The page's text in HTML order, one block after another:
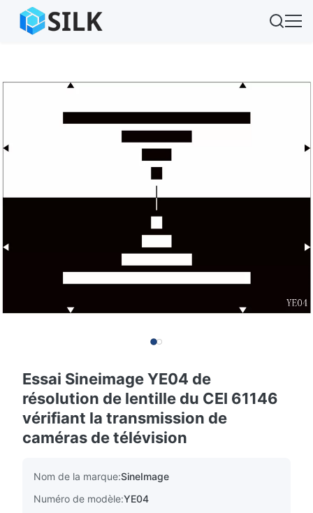
Essai Sineimage YE04 de
résolution de lentille du CEI 61146
vérifiant la transmission de
caméras de télévision
Nom de la marque:SineImage
Numéro de modèle:YE04